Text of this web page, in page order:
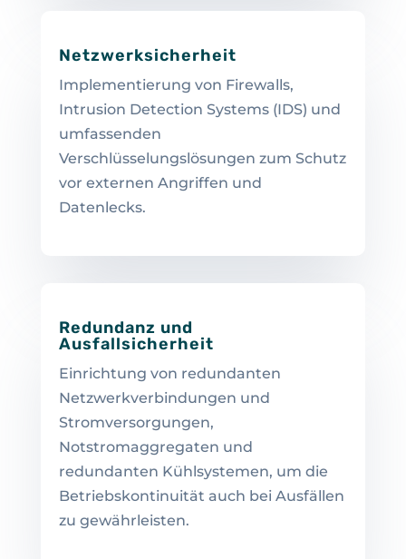
Netzwerksicherheit
Implementierung von Firewalls,
Intrusion Detection Systems (IDS) und
umfassenden
Verschlüsselungslösungen zum Schutz
vor externen Angriffen und
Datenlecks.
Redundanz und
Ausfallsicherheit
Einrichtung von redundanten
Netzwerkverbindungen und
Stromversorgungen,
Notstromaggregaten und
redundanten Kühlsystemen, um die
Betriebskontinuität auch bei Ausfällen
zu gewährleisten.